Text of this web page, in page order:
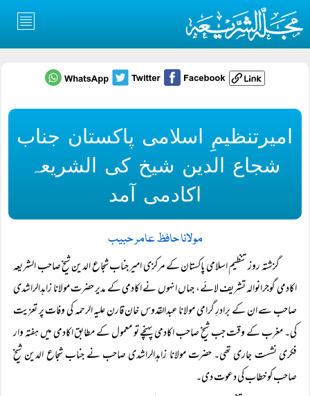
امیرتنظیمِ اسلامی پاکستان جناب
شجاع الدین شیخ کی الشریعہ
اکادمی آمد
مولانا حافظ عامر حبیب
گزشتہ روز تنظیم اسلامی پاکستان کے مرکزی امیر جناب شجاع الدین شیخ صاحب الشریعہ
اکادمی گوجرانوالہ تشریف لائے، جہاں انہوں نے اکادمی کے مدیر حضرت مولانا زاہدالراشدی
صاحب سے ان کے برادرِ گرامی مولانا عبدالقدوس خان قارن علیہ الرحمہ کی وفات پر تعزیت
کی۔ مغرب کے وقت جب شیخ صاحب اکادمی پہنچے تو معمول کے مطابق اکادمی میں ہفتہ وار
فکری نشست جاری تھی۔ حضرت مولانا زاہدالراشدی صاحب نے جناب شجاع الدین شیخ
صاحب کو خطاب کی دعوت دی۔